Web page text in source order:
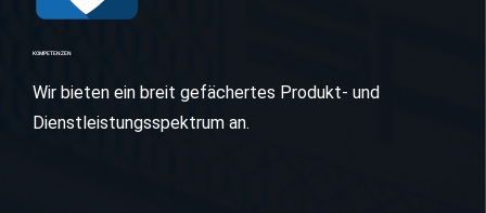
KOMPETENZEN
Wir bieten ein breit gefächertes Produkt- und
Dienstleistungsspektrum an.